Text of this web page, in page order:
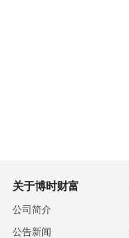
关于博时财富
公司简介
公告新闻